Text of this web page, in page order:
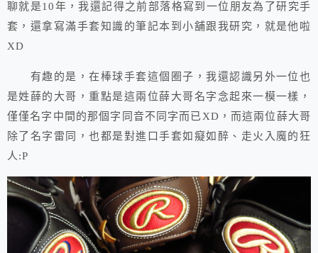
聊就是10年，我還記得之前部落格寫到一位朋友為了研究手
套，還拿寫滿手套知識的筆記本到小舖跟我研究，就是他啦
XD
有趣的是，在棒球手套這個圈子，我還認識另外一位也
是姓薛的大哥，重點是這兩位薛大哥名字念起來一模一樣，
僅僅名字中間的那個字同音不同字而已XD，而這兩位薛大哥
除了名字雷同，也都是對進口手套如癡如醉、走火入魔的狂
人:P